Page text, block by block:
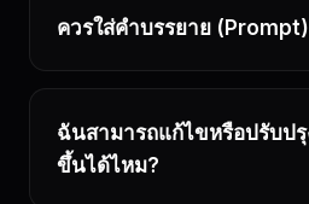
ควรใส่คำบรรยาย
ฉันสามารถแก้ไขหรือปรับป
ขึ้นได้ไหม?